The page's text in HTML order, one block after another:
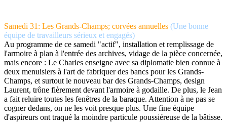
Samedi 31: Les Grands-Champs; corvées annuelles (Une bonne
équipe de travailleurs sérieux et engagés)
Au programme de ce samedi "actif", installation et remplissage de
l'armoire à plan à l'entrée des archives, vidage de la pièce concernée,
mais encore : Le Charles enseigne avec sa diplomatie bien connue à
deux menuisiers à l'art de fabriquer des bancs pour les Grands-
Champs, et surtout le nouveau bar des Grands-Champs, design
Laurent, trône fièrement devant l'armoire à godaille. De plus, le Jean
a fait reluire toutes les fenêtres de la baraque. Attention à ne pas se
cogner dedans, on ne les voit presque plus. Une fine équipe
d'aspireurs ont traqué la moindre particule poussiéreuse de la bâtisse.